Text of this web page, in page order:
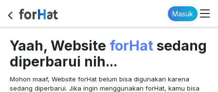
Masuk
Yaah, Website forHat sedang
diperbarui nih...
Mohon maaf, Website forHat belum bisa digunakan karena
sedang diperbarui. Jika ingin menggunakan forHat, kamu bisa